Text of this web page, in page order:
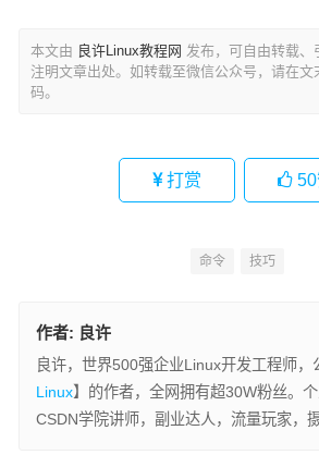
本文由 良许Linux教程网 发布，可自由转载、
注明文章出处。如转载至微信公众号，请在文
码。
打赏 50
命令 技巧
作者: 良许
良许，世界500强企业Linux开发工程师，
Linux】的作者，全网拥有超30W粉丝。个
CSDN学院讲师，副业达人，流量玩家，